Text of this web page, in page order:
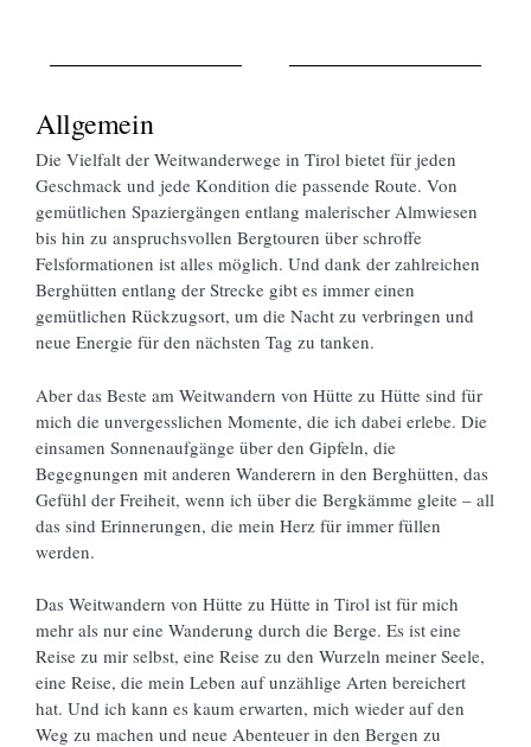
Allgemein
Die Vielfalt der Weitwanderwege in Tirol bietet für jeden
Geschmack und jede Kondition die passende Route. Von
gemütlichen Spaziergängen entlang malerischer Almwiesen
bis hin zu anspruchsvollen Bergtouren über schroffe
Felsformationen ist alles möglich. Und dank der zahlreichen
Berghütten entlang der Strecke gibt es immer einen
gemütlichen Rückzugsort, um die Nacht zu verbringen und
neue Energie für den nächsten Tag zu tanken.
Aber das Beste am Weitwandern von Hütte zu Hütte sind für
mich die unvergesslichen Momente, die ich dabei erlebe. Die
einsamen Sonnenaufgänge über den Gipfeln, die
Begegnungen mit anderen Wanderern in den Berghütten, das
Gefühl der Freiheit, wenn ich über die Bergkämme gleite – all
das sind Erinnerungen, die mein Herz für immer füllen
werden.
Das Weitwandern von Hütte zu Hütte in Tirol ist für mich
mehr als nur eine Wanderung durch die Berge. Es ist eine
Reise zu mir selbst, eine Reise zu den Wurzeln meiner Seele,
eine Reise, die mein Leben auf unzählige Arten bereichert
hat. Und ich kann es kaum erwarten, mich wieder auf den
Weg zu machen und neue Abenteuer in den Bergen zu